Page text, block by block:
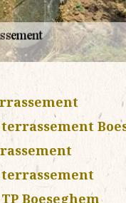
Boeseghem